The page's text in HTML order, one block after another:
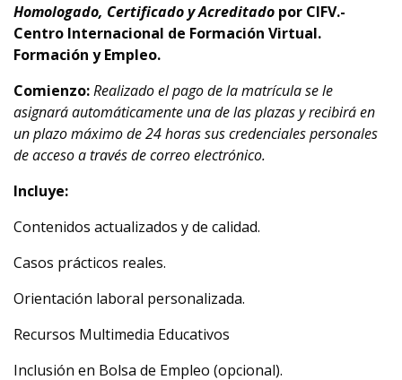
Homologado, Certificado y Acreditado por CIFV.-
Centro Internacional de Formación Virtual.
Formación y Empleo.
Comienzo:Realizado el pago de la matrícula se le
asignará automáticamente una de las plazas y recibirá en
un plazo máximo de 24 horas sus credenciales personales
de acceso a través de correo electrónico.
Incluye:
Contenidos actualizados y de calidad.
Casos prácticos reales.
Orientación laboral personalizada.
Recursos Multimedia Educativos
Inclusión en Bolsa de Empleo (opcional).